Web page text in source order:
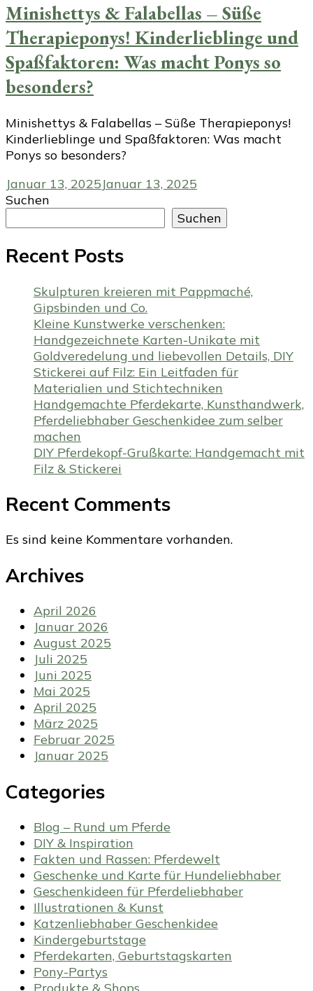
Minishettys & Falabellas – Süße
Therapieponys! Kinderlieblinge und
Spaßfaktoren: Was macht Ponys so
besonders?
Minishettys & Falabellas – Süße Therapieponys!
Kinderlieblinge und Spaßfaktoren: Was macht
Ponys so besonders?
Januar 13, 2025Januar 13, 2025
Suchen
Suchen
Recent Posts
Skulpturen kreieren mit Pappmaché,
Gipsbinden und Co.
Kleine Kunstwerke verschenken:
Handgezeichnete Karten-Unikate mit
Goldveredelung und liebevollen Details, DIY
Stickerei auf Filz: Ein Leitfaden für
Materialien und Stichtechniken
Handgemachte Pferdekarte, Kunsthandwerk,
Pferdeliebhaber Geschenkidee zum selber
machen
DIY Pferdekopf-Grußkarte: Handgemacht mit
Filz & Stickerei
Recent Comments
Es sind keine Kommentare vorhanden.
Archives
April 2026
Januar 2026
August 2025
Juli 2025
Juni 2025
Mai 2025
April 2025
März 2025
Februar 2025
Januar 2025
Categories
Blog – Rund um Pferde
DIY & Inspiration
Fakten und Rassen: Pferdewelt
Geschenke und Karte für Hundeliebhaber
Geschenkideen für Pferdeliebhaber
Illustrationen & Kunst
Katzenliebhaber Geschenkidee
Kindergeburtstage
Pferdekarten, Geburtstagskarten
Pony-Partys